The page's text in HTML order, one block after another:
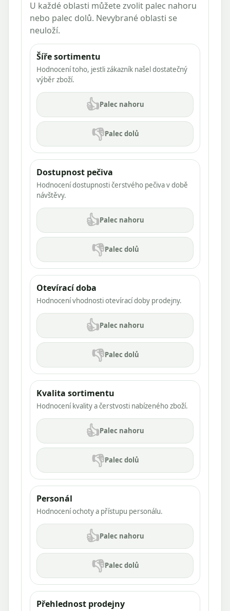
U každé oblasti můžete zvolit palec nahoru
nebo palec dolů. Nevybrané oblasti se
neuloží.
Šíře sortimentu
Hodnocení toho, jestli zákazník našel dostatečný
výběr zboží.
👍Palec nahoru
👎Palec dolů
Dostupnost pečiva
Hodnocení dostupnosti čerstvého pečiva v době
návštěvy.
👍Palec nahoru
👎Palec dolů
Otevírací doba
Hodnocení vhodnosti otevírací doby prodejny.
👍Palec nahoru
👎Palec dolů
Kvalita sortimentu
Hodnocení kvality a čerstvosti nabízeného zboží.
👍Palec nahoru
👎Palec dolů
Personál
Hodnocení ochoty a přístupu personálu.
👍Palec nahoru
👎Palec dolů
Přehlednost prodejny